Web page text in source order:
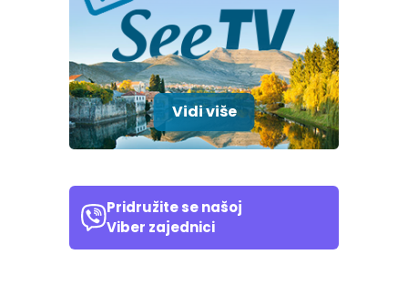
Vidi više
Pridružite se našoj
Viber zajednici